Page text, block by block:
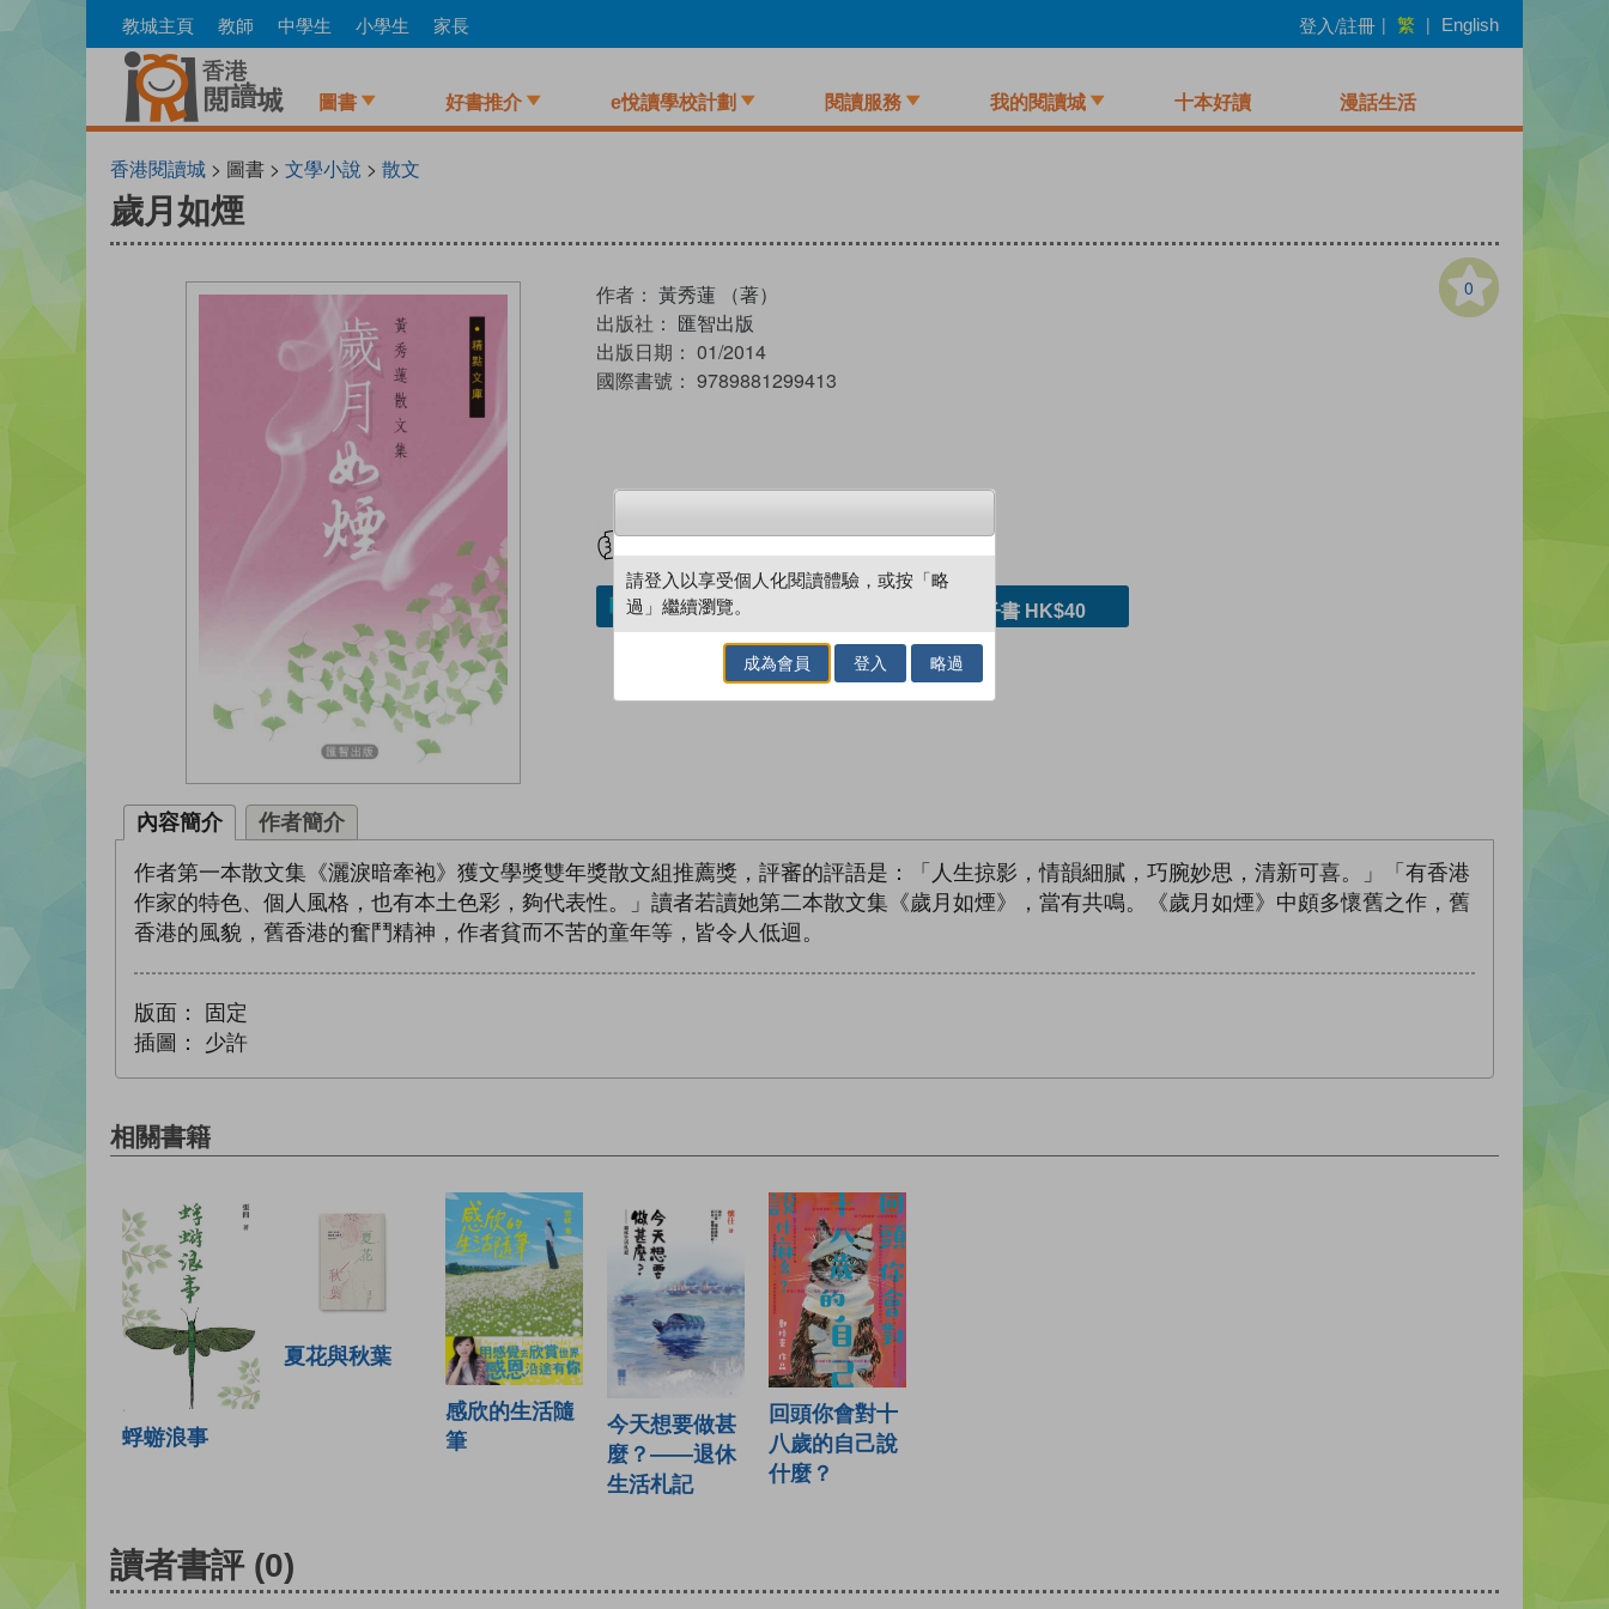
to
教城主頁 教師 中學生 小學生 家長 登入/註冊 | 繁 | English
圖書 好書推介 e悅讀學校計劃 閱讀服務 我的閱讀城 十本好讀 漫話生活
香港閱讀城 > 圖書 > 文學小說 > 散文
歲月如煙
0
作者： 黃秀蓮 （著）
出版社： 匯智出版
出版日期： 01/2014
國際書號： 9789881299413
加入／閱讀電子書 購買電子書 HK$40
內容簡介 作者簡介
作者第一本散文集《灑淚暗牽袍》獲文學獎雙年獎散文組推薦獎，評審的評語是：「人生掠影，情韻細膩，巧腕妙思，清新可喜。」「有香港
作家的特色、個人風格，也有本土色彩，夠代表性。」讀者若讀她第二本散文集《歲月如煙》，當有共鳴。《歲月如煙》中頗多懷舊之作，舊
香港的風貌，舊香港的奮鬥精神，作者貧而不苦的童年等，皆令人低迴。
版面：
固定
插圖：
少許
相關書籍
蜉蝣浪事
夏花與秋葉
感欣的生活隨
筆
今天想要做甚
麼？——退休
生活札記
回頭你會對十
八歲的自己說
什麼？
讀者書評 (0)
請登入以享受個人化閱讀體驗，或按「略
過」繼續瀏覽。
成為會員 登入 略過